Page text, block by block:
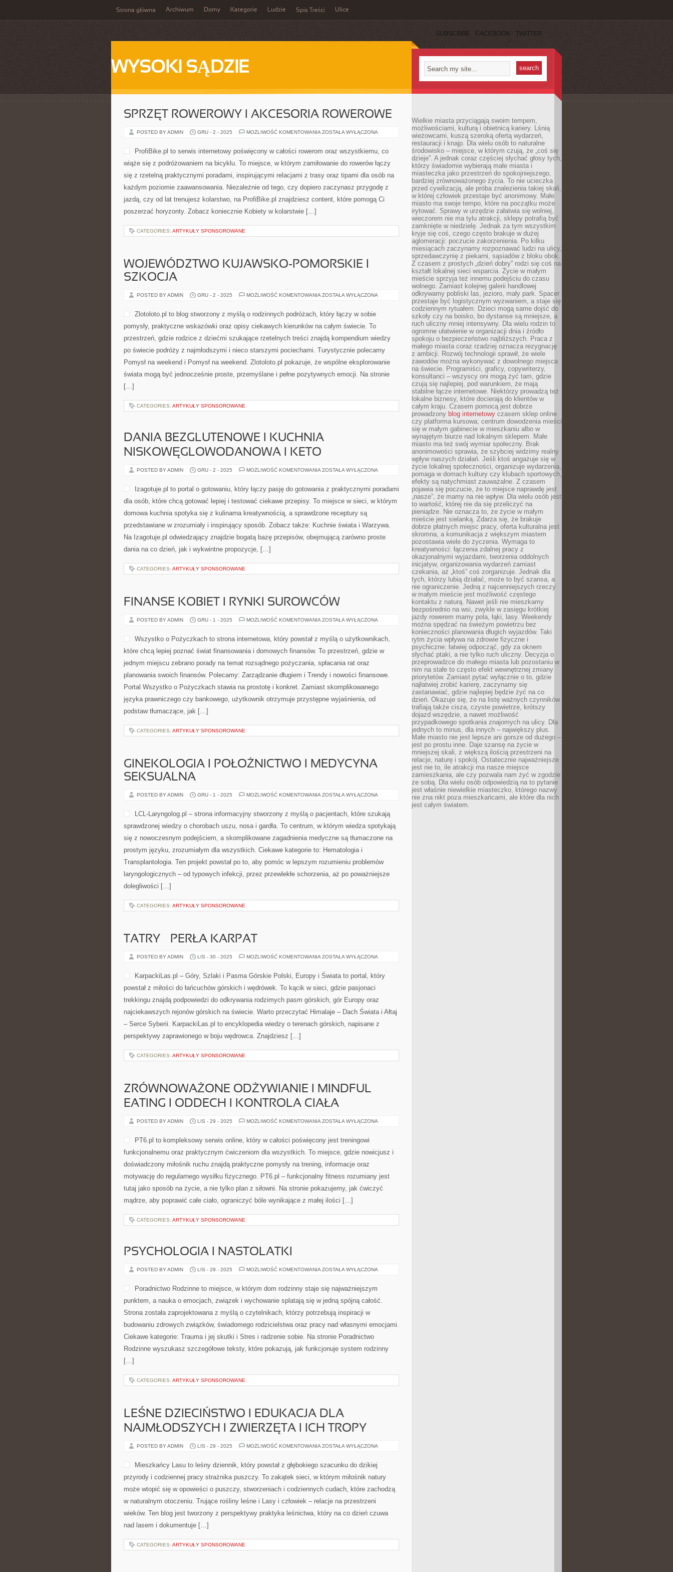
Strona główna Archiwum Domy Kategorie Ludzie Spis Treści Ulice
SUBSCRIBE FACEBOOK TWITTER
WYSOKI SĄDZIE
SPRZĘT ROWEROWY I AKCESORIA ROWEROWE
POSTED BY ADMIN GRU - 2 - 2025 MOŻLIWOŚĆ KOMENTOWANIA SPRZĘT
ROWEROWE
ZOSTAŁA WYŁĄCZONA
ProfiBike.pl to serwis internetowy poświęcony w całości rowerom oraz wszystkiemu, co
wiąże się z podróżowaniem na bicyklu. To miejsce, w którym zamiłowanie do rowerów łączy
się z rzetelną praktycznymi poradami, inspirującymi relacjami z trasy oraz tipami dla osób na
każdym poziomie zaawansowania. Niezależnie od tego, czy dopiero zaczynasz przygodę z
jazdą, czy od lat trenujesz kolarstwo, na ProfiBike.pl znajdziesz content, które pomogą Ci
poszerzać horyzonty. Zobacz koniecznie Kobiety w kolarstwie […]
CATEGORIES: ARTYKUŁY SPONSOROWANE
WOJEWÓDZTWO KUJAWSKO-POMORSKIE I
SZKOCJA
POSTED BY ADMIN GRU - 2 - 2025 MOŻLIWOŚĆ KOMENTOWANIA WOJEWÓDZTWO
SZKOCJA
ZOSTAŁA WYŁĄCZONA
Zlotoloto.pl to blog stworzony z myślą o rodzinnych podróżach, który łączy w sobie
pomysły, praktyczne wskazówki oraz opisy ciekawych kierunków na całym świecie. To
przestrzeń, gdzie rodzice z dziećmi szukające rzetelnych treści znajdą kompendium wiedzy
po świecie podróży z najmłodszymi i nieco starszymi pociechami. Turystycznie polecamy
Pomysł na weekend i Pomysł na weekend. Zlotoloto.pl pokazuje, że wspólne eksplorowanie
świata mogą być jednocześnie proste, przemyślane i pełne pozytywnych emocji. Na stronie
[…]
CATEGORIES: ARTYKUŁY SPONSOROWANE
DANIA BEZGLUTENOWE I KUCHNIA
NISKOWĘGLOWODANOWA I KETO
POSTED BY ADMIN GRU - 2 - 2025 MOŻLIWOŚĆ KOMENTOWANIA DANIA
KUCHNIA
NISKOWĘGLOWODANOWA
KETO
ZOSTAŁA WYŁĄCZONA
Izagotuje.pl to portal o gotowaniu, który łączy pasję do gotowania z praktycznymi poradami
dla osób, które chcą gotować lepiej i testować ciekawe przepisy. To miejsce w sieci, w którym
domowa kuchnia spotyka się z kulinarna kreatywnością, a sprawdzone receptury są
przedstawiane w zrozumiały i inspirujący sposób. Zobacz także: Kuchnie świata i Warzywa.
Na Izagotuje.pl odwiedzający znajdzie bogatą bazę przepisów, obejmującą zarówno proste
dania na co dzień, jak i wykwintne propozycje, […]
CATEGORIES: ARTYKUŁY SPONSOROWANE
FINANSE KOBIET I RYNKI SUROWCÓW
POSTED BY ADMIN GRU - 1 - 2025 MOŻLIWOŚĆ KOMENTOWANIA FINANSE
RYNKI
SUROWCÓW
ZOSTAŁA WYŁĄCZONA
Wszystko o Pożyczkach to strona internetowa, który powstał z myślą o użytkownikach,
które chcą lepiej poznać świat finansowania i domowych finansów. To przestrzeń, gdzie w
jednym miejscu zebrano porady na temat rozsądnego pożyczania, spłacania rat oraz
planowania swoich finansów. Polecamy: Zarządzanie długiem i Trendy i nowości finansowe.
Portal Wszystko o Pożyczkach stawia na prostotę i konkret. Zamiast skomplikowanego
języka prawniczego czy bankowego, użytkownik otrzymuje przystępne wyjaśnienia, od
podstaw tłumaczące, jak […]
CATEGORIES: ARTYKUŁY SPONSOROWANE
GINEKOLOGIA I POŁOŻNICTWO I MEDYCYNA
SEKSUALNA
POSTED BY ADMIN GRU - 1 - 2025 MOŻLIWOŚĆ KOMENTOWANIA GINEKOLOGIA
MEDYCYNA
ZOSTAŁA WYŁĄCZONA
LCL-Laryngolog.pl – strona informacyjny stworzony z myślą o pacjentach, które szukają
sprawdzonej wiedzy o chorobach uszu, nosa i gardła. To centrum, w którym wiedza spotykają
się z nowoczesnym podejściem, a skomplikowane zagadnienia medyczne są tłumaczone na
prostym języku, zrozumiałym dla wszystkich. Ciekawe kategorie to: Hematologia i
Transplantologia. Ten projekt powstał po to, aby pomóc w lepszym rozumieniu problemów
laryngologicznych – od typowych infekcji, przez przewlekłe schorzenia, aż po poważniejsze
dolegliwości […]
CATEGORIES: ARTYKUŁY SPONSOROWANE
TATRY – PERŁA KARPAT
POSTED BY ADMIN LIS - 30 - 2025 MOŻLIWOŚĆ KOMENTOWANIA TATRY
KARPAT
ZOSTAŁA WYŁĄCZONA
KarpackiLas.pl – Góry, Szlaki i Pasma Górskie Polski, Europy i Świata to portal, który
powstał z miłości do łańcuchów górskich i wędrówek. To kącik w sieci, gdzie pasjonaci
trekkingu znajdą podpowiedzi do odkrywania rodzimych pasm górskich, gór Europy oraz
najciekawszych rejonów górskich na świecie. Warto przeczytać Himalaje – Dach Świata i Ałtaj
– Serce Syberii. KarpackiLas.pl to encyklopedia wiedzy o terenach górskich, napisane z
perspektywy zaprawionego w boju wędrowca. Znajdziesz […]
CATEGORIES: ARTYKUŁY SPONSOROWANE
ZRÓWNOWAŻONE ODŻYWIANIE I MINDFUL
EATING I ODDECH I KONTROLA CIAŁA
POSTED BY ADMIN LIS - 29 - 2025 MOŻLIWOŚĆ KOMENTOWANIA ZRÓWNOWAŻONE
MINDFUL
EATING
ODDECH
KONTROLA
ZOSTAŁA WYŁĄCZONA
PT6.pl to kompleksowy serwis online, który w całości poświęcony jest treningowi
funkcjonalnemu oraz praktycznym ćwiczeniom dla wszystkich. To miejsce, gdzie nowicjusz i
doświadczony miłośnik ruchu znajdą praktyczne pomysły na trening, informacje oraz
motywację do regularnego wysiłku fizycznego. PT6.pl – funkcjonalny fitness rozumiany jest
tutaj jako sposób na życie, a nie tylko plan z siłowni. Na stronie pokazujemy, jak ćwiczyć
mądrze, aby poprawić całe ciało, ograniczyć bóle wynikające z małej ilości […]
CATEGORIES: ARTYKUŁY SPONSOROWANE
PSYCHOLOGIA I NASTOLATKI
POSTED BY ADMIN LIS - 29 - 2025 MOŻLIWOŚĆ KOMENTOWANIA PSYCHOLOGIA
ZOSTAŁA WYŁĄCZONA
Poradnictwo Rodzinne to miejsce, w którym dom rodzinny staje się najważniejszym
punktem, a nauka o emocjach, związek i wychowanie splatają się w jedną spójną całość.
Strona została zaprojektowana z myślą o czytelnikach, którzy potrzebują inspiracji w
budowaniu zdrowych związków, świadomego rodzicielstwa oraz pracy nad własnymi emocjami.
Ciekawe kategorie: Trauma i jej skutki i Stres i radzenie sobie. Na stronie Poradnictwo
Rodzinne wyszukasz szczegółowe teksty, które pokazują, jak funkcjonuje system rodzinny
[…]
CATEGORIES: ARTYKUŁY SPONSOROWANE
LEŚNE DZIECIŃSTWO I EDUKACJA DLA
NAJMŁODSZYCH I ZWIERZĘTA I ICH TROPY
POSTED BY ADMIN LIS - 29 - 2025 MOŻLIWOŚĆ KOMENTOWANIA LEŚNE
EDUKACJA
DLA
I
I
TROPY
ZOSTAŁA WYŁĄCZONA
Mieszkańcy Lasu to leśny dziennik, który powstał z głębokiego szacunku do dzikiej
przyrody i codziennej pracy strażnika puszczy. To zakątek sieci, w którym miłośnik natury
może wtopić się w opowieści o puszczy, stworzeniach i codziennych cudach, które zachodzą
w naturalnym otoczeniu. Trujące rośliny leśne i Lasy i człowiek – relacje na przestrzeni
wieków. Ten blog jest tworzony z perspektywy praktyka leśnictwa, który na co dzień czuwa
nad lasem i dokumentuje […]
CATEGORIES: ARTYKUŁY SPONSOROWANE
Wielkie miasta przyciągają swoim tempem,
możliwościami, kulturą i obietnicą kariery. Lśnią
wieżowcami, kuszą szeroką ofertą wydarzeń,
restauracji i knajp. Dla wielu osób to naturalne
środowisko – miejsce, w którym czują, że „coś się
dzieje”. A jednak coraz częściej słychać głosy tych,
którzy świadomie wybierają małe miasta i
miasteczka jako przestrzeń do spokojniejszego,
bardziej zrównoważonego życia. To nie ucieczka
przed cywilizacją, ale próba znalezienia takiej skali,
w której człowiek przestaje być anonimowy. Małe
miasto ma swoje tempo, które na początku może
irytować. Sprawy w urzędzie załatwia się wolniej,
wieczorem nie ma tylu atrakcji, sklepy potrafią być
zamknięte w niedzielę. Jednak za tym wszystkim
kryje się coś, czego często brakuje w dużej
aglomeracji: poczucie zakorzenienia. Po kilku
miesiącach zaczynamy rozpoznawać ludzi na ulicy,
sprzedawczynię z piekarni, sąsiadów z bloku obok.
Z czasem z prostych „dzień dobry” rodzi się coś na
kształt lokalnej sieci wsparcia. Życie w małym
mieście sprzyja też innemu podejściu do czasu
wolnego. Zamiast kolejnej galerii handlowej
odkrywamy pobliski las, jezioro, mały park. Spacer
przestaje być logistycznym wyzwaniem, a staje się
codziennym rytuałem. Dzieci mogą same dojść do
szkoły czy na boisko, bo dystanse są mniejsze, a
ruch uliczny mniej intensywny. Dla wielu rodzin to
ogromne ułatwienie w organizacji dnia i źródło
spokoju o bezpieczeństwo najbliższych. Praca z
małego miasta coraz rzadziej oznacza rezygnację
z ambicji. Rozwój technologii sprawił, że wiele
zawodów można wykonywać z dowolnego miejsca
na świecie. Programiści, graficy, copywriterzy,
konsultanci – wszyscy oni mogą żyć tam, gdzie
czują się najlepiej, pod warunkiem, że mają
stabilne łącze internetowe. Niektórzy prowadzą też
lokalne biznesy, które docierają do klientów w
całym kraju. Czasem pomocą jest dobrze
prowadzony blog internetowy czasem sklep online
czy platforma kursowa; centrum dowodzenia mieści
się w małym gabinecie w mieszkaniu albo w
wynajętym biurze nad lokalnym sklepem. Małe
miasto ma też swój wymiar społeczny. Brak
anonimowości sprawia, że szybciej widzimy realny
wpływ naszych działań. Jeśli ktoś angażuje się w
życie lokalnej społeczności, organizuje wydarzenia,
pomaga w domach kultury czy klubach sportowych,
efekty są natychmiast zauważalne. Z czasem
pojawia się poczucie, że to miejsce naprawdę jest
„nasze”, że mamy na nie wpływ. Dla wielu osób jest
to wartość, której nie da się przeliczyć na
pieniądze. Nie oznacza to, że życie w małym
mieście jest sielanką. Zdarza się, że brakuje
dobrze płatnych miejsc pracy, oferta kulturalna jest
skromna, a komunikacja z większym miastem
pozostawia wiele do życzenia. Wymaga to
kreatywności: łączenia zdalnej pracy z
okazjonalnymi wyjazdami, tworzenia oddolnych
inicjatyw, organizowania wydarzeń zamiast
czekania, aż „ktoś” coś zorganizuje. Jednak dla
tych, którzy lubią działać, może to być szansa, a
nie ograniczenie. Jedną z najcenniejszych rzeczy
w małym mieście jest możliwość częstego
kontaktu z naturą. Nawet jeśli nie mieszkamy
bezpośrednio na wsi, zwykle w zasięgu krótkiej
jazdy rowerem mamy pola, łąki, lasy. Weekendy
można spędzać na świeżym powietrzu bez
konieczności planowania długich wyjazdów. Taki
rytm życia wpływa na zdrowie fizyczne i
psychiczne: łatwiej odpocząć, gdy za oknem
słychać ptaki, a nie tylko ruch uliczny. Decyzja o
przeprowadzce do małego miasta lub pozostaniu w
nim na stałe to często efekt wewnętrznej zmiany
priorytetów. Zamiast pytać wyłącznie o to, gdzie
najłatwiej zrobić karierę, zaczynamy się
zastanawiać, gdzie najlepiej będzie żyć na co
dzień. Okazuje się, że na listę ważnych czynników
trafiają także cisza, czyste powietrze, krótszy
dojazd wszędzie, a nawet możliwość
przypadkowego spotkania znajomych na ulicy. Dla
jednych to minus, dla innych – największy plus.
Małe miasto nie jest lepsze ani gorsze od dużego –
jest po prostu inne. Daje szansę na życie w
mniejszej skali, z większą ilością przestrzeni na
relacje, naturę i spokój. Ostatecznie najważniejsze
jest nie to, ile atrakcji ma nasze miejsce
zamieszkania, ale czy pozwala nam żyć w zgodzie
ze sobą. Dla wielu osób odpowiedzią na to pytanie
jest właśnie niewielkie miasteczko, którego nazwy
nie zna nikt poza mieszkańcami, ale które dla nich
jest całym światem.